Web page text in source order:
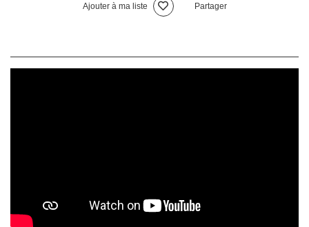
Ajouter à ma liste Partager